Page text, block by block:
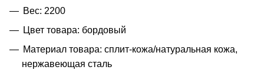
Вес: 2200
Цвет товара: бордовый
Материал товара: сплит-кожа/натуральная кожа,
нержавеющая сталь